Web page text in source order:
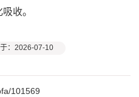
收。
：2026-07-10
101569